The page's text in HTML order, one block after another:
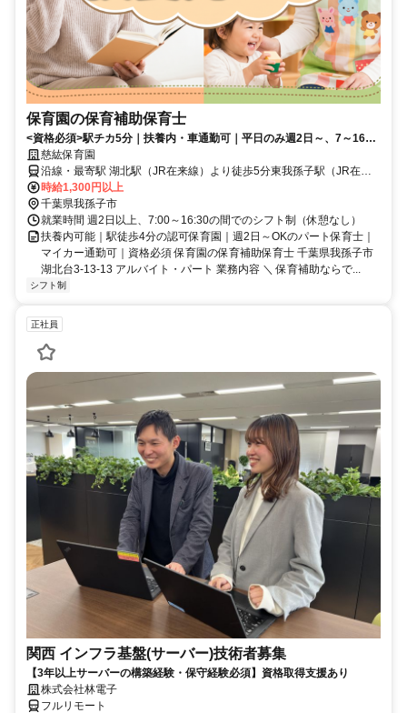
保育園の保育補助保育士
<資格必須>駅チカ5分｜扶養内・車通勤可｜平日のみ週2日～、7～16時
半の間で応相談｜相談し易い環境
慈紘保育園
沿線・最寄駅 湖北駅（JR在来線）より徒歩5分東我孫子駅（JR在来
線）より徒歩40分新木（千葉県）駅（JR在来線）より徒歩42分
時給1,300円以上
千葉県我孫子市
就業時間 週2日以上、7:00～16:30の間でのシフト制（休憩なし）
扶養内可能｜駅徒歩4分の認可保育園｜週2日～OKのパート保育士｜
マイカー通勤可｜資格必須 保育園の保育補助保育士 千葉県我孫子市
湖北台3-13-13 アルバイト・パート 業務内容 ＼ 保育補助ならで...
シフト制
正社員
関西 インフラ基盤(サーバー)技術者募集
【3年以上サーバーの構築経験・保守経験必須】資格取得支援あり
株式会社林電子
フルリモート